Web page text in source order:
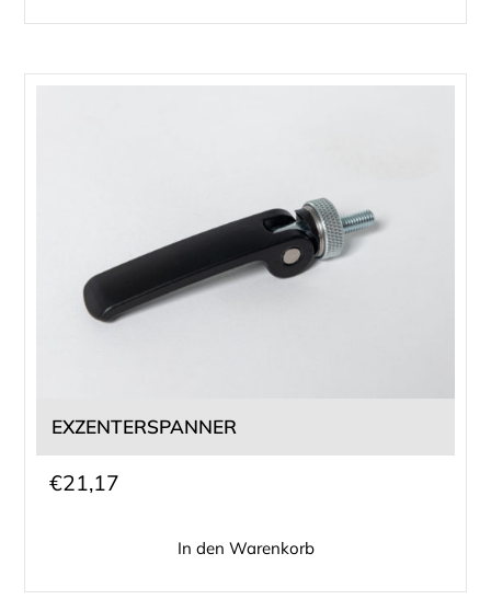
EXZENTERSPANNER
€21,17
In den Warenkorb